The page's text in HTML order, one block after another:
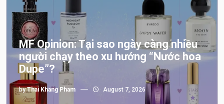
MF Opinion: Tại sao ngày càng nhiều
người chạy theo xu hướng “Nước hoa
Dupe”?
byThai Khang Pham August 7, 2026